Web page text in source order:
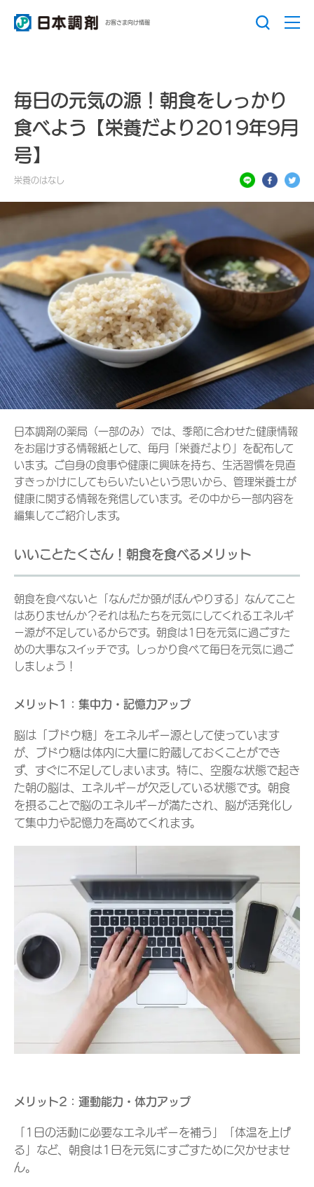
お客さま向け情報
毎日の元気の源！朝食をしっかり
食べよう【栄養だより2019年9月
号】
栄養のはなし
日本調剤の薬局（一部のみ）では、季節に合わせた健康情報
をお届けする情報紙として、毎月「栄養だより」を配布して
います。ご自身の食事や健康に興味を持ち、生活習慣を見直
すきっかけにしてもらいたいという思いから、管理栄養士が
健康に関する情報を発信しています。その中から一部内容を
編集してご紹介します。
いいことたくさん！朝食を食べるメリット
朝食を食べないと「なんだか頭がぼんやりする」なんてこと
はありませんか？それは私たちを元気にしてくれるエネルギ
ー源が不足しているからです。朝食は1日を元気に過ごすた
めの大事なスイッチです。しっかり食べて毎日を元気に過ご
しましょう！
メリット1：集中力・記憶力アップ
脳は「ブドウ糖」をエネルギー源として使っています
が、ブドウ糖は体内に大量に貯蔵しておくことができ
ず、すぐに不足してしまいます。特に、空腹な状態で起き
た朝の脳は、エネルギーが欠乏している状態です。朝食
を摂ることで脳のエネルギーが満たされ、脳が活発化し
て集中力や記憶力を高めてくれます。
メリット2：運動能力・体力アップ
「1日の活動に必要なエネルギーを補う」「体温を上げ
る」など、朝食は1日を元気にすごすために欠かせませ
ん。